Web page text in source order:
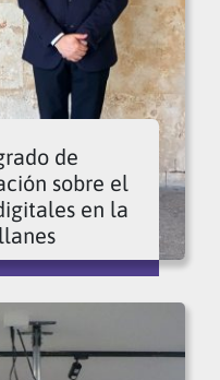
de
sobre el
en la